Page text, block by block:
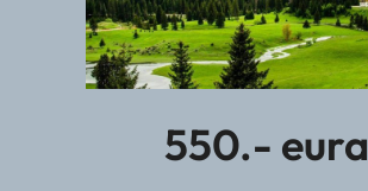
550.- eura